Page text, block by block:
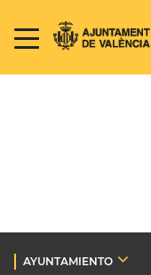
AYUNTAMIENTO